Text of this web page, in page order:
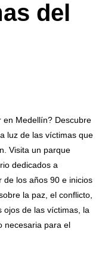
del
en Medellín? Descubre
luz de las víctimas que
Visita un parque
dedicados a
de los años 90 e inicios
la paz, el conflicto,
ojos de las víctimas, la
necesaria para el